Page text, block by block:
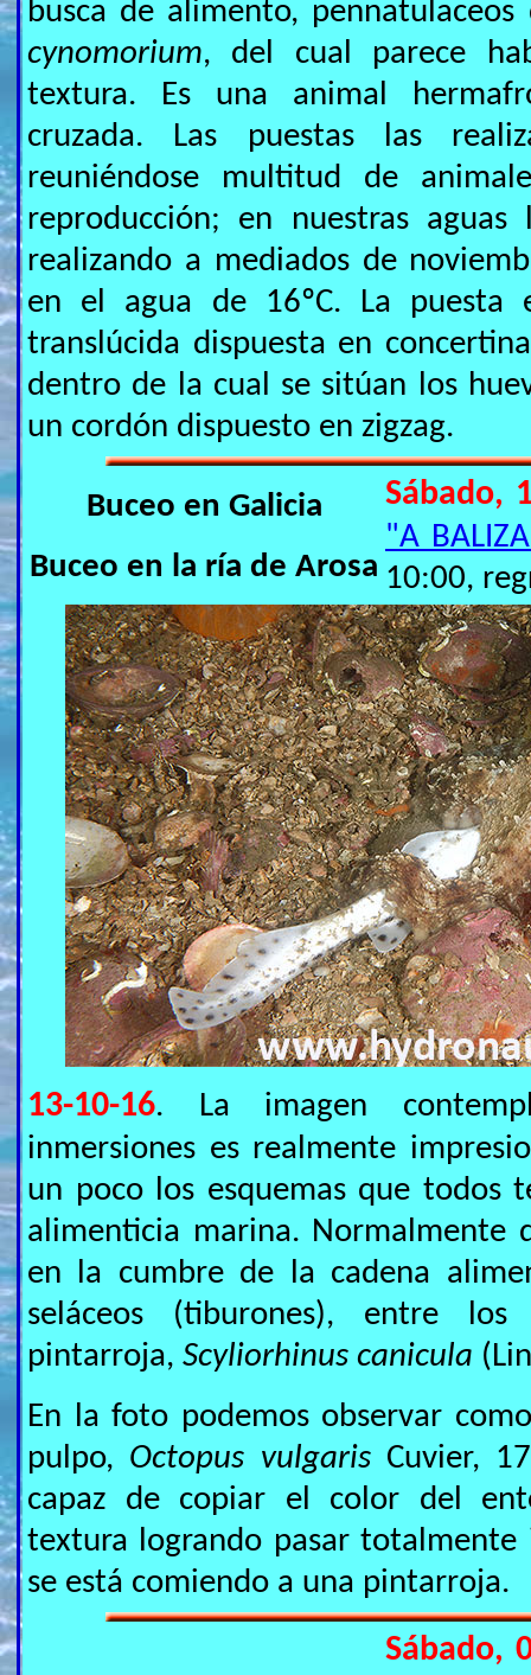
busca de alimento,
cynomorium, del cual parece
textura. Es una animal
cruzada. Las puestas las
reuniéndose multitud de
reproducción; en nuestras aguas
realizando a mediados de
en el agua de 16ºC. La puesta
translúcida dispuesta en
dentro de la cual se sitúan los
un cordón dispuesto en zigzag.
Buceo en Galicia
Buceo en la ría de Arosa
Sábado,
"A
10:00,
13-10-16. La imagen
inmersiones es realmente
un poco los esquemas que todos
alimenticia marina. Normalmente
en la cumbre de la cadena
seláceos (tiburones), entre
pintarroja, Scyliorhinus canicula
En la foto podemos observar
pulpo, Octopus vulgarisCuvier,
capaz de copiar el color del
textura logrando pasar totalmente
se está comiendo a una pintarroja.
Sábado,